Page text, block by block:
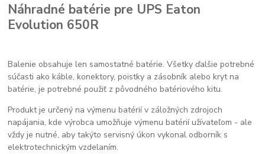
Náhradné batérie pre UPS Eaton
Evolution 650R
Balenie obsahuje len samostatné batérie. Všetky ďalšie potrebné
súčasti ako káble, konektory, poistky a zásobník alebo kryt na
batérie, je potrebné použiť z pôvodného batériového kitu.
Produkt je určený na výmenu batérií v záložných zdrojoch
napájania, kde výrobca umožňuje výmenu batérií užívateľom - ale
vždy je nutné, aby takýto servisný úkon vykonal odborník s
elektrotechnickým vzdelaním.